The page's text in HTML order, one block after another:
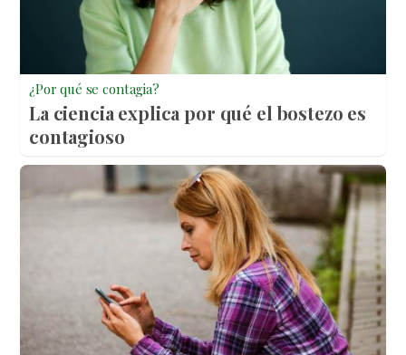
¿Por qué se contagia?
La ciencia explica por qué el bostezo es
contagioso